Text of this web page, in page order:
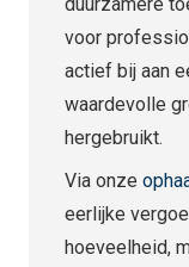
voor
actief bij aan
waardevolle
hergebruikt.
Via onze
eerlijke
hoeveelheid,